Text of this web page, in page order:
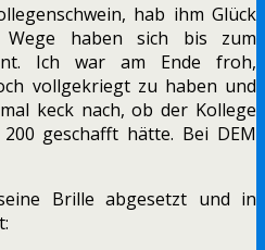
hab ihm Glück
Wege haben sich bis zum
Ich war am Ende froh,
vollgekriegt zu haben und
keck nach, ob der Kollege
geschafft hätte. Bei DEM
Brille abgesetzt und in